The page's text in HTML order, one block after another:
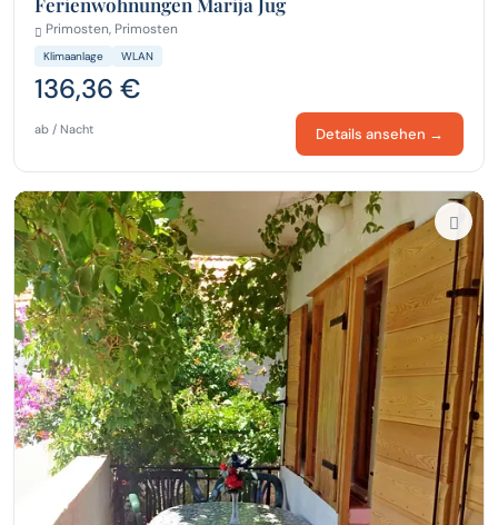
Primosten, Primosten
Klimaanlage WLAN
136,36 €
ab / Nacht Details ansehen →